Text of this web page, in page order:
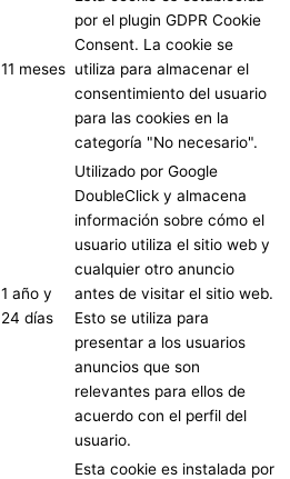
11 meses
por el plugin GDPR Cookie
Consent. La cookie se
utiliza para almacenar el
consentimiento del usuario
para las cookies en la
categoría "No necesario".
1 año y
24 días
Utilizado por Google
DoubleClick y almacena
información sobre cómo el
usuario utiliza el sitio web y
cualquier otro anuncio
antes de visitar el sitio web.
Esto se utiliza para
presentar a los usuarios
anuncios que son
relevantes para ellos de
acuerdo con el perfil del
usuario.
Esta cookie es instalada por